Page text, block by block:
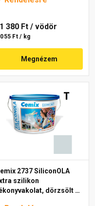
380 Ft / vödör
Ft / kg
Megnézem
2737 SiliconOLA
szilikon
dörzsölt 2